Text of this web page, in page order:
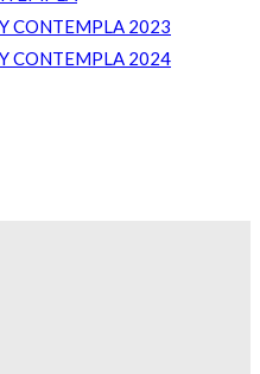
CONTEMPLA 2023
CONTEMPLA 2024